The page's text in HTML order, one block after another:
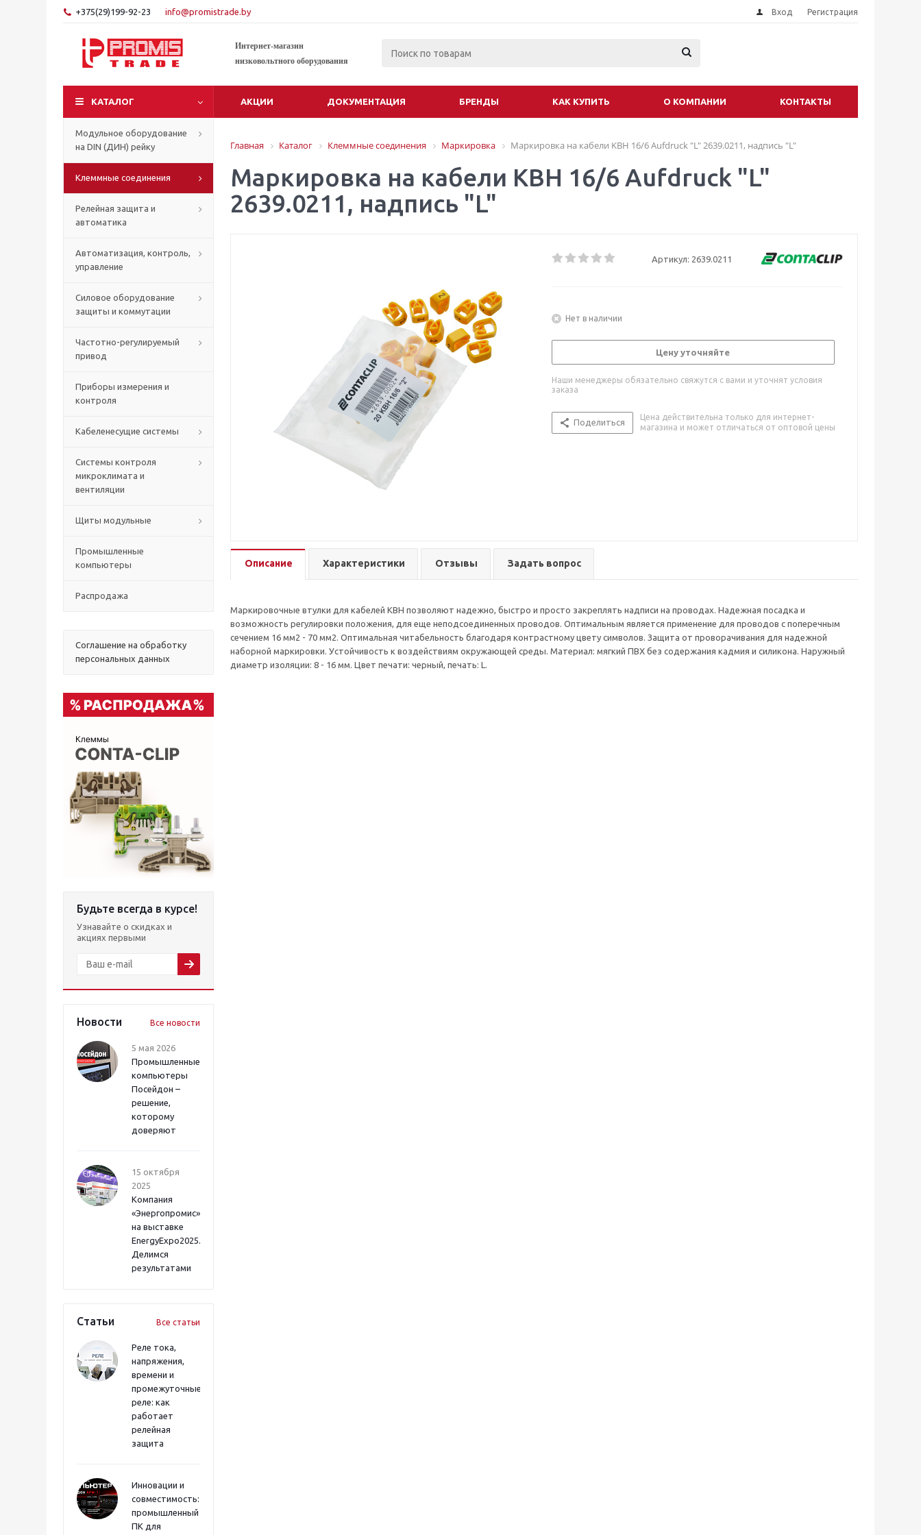
+375(29)199-92-23 info@promistrade.by Вход Регистрация
Интернет-магазин
низковольтного оборудования
КАТАЛОГ АКЦИИ ДОКУМЕНТАЦИЯ БРЕНДЫ КАК КУПИТЬ О КОМПАНИИ КОНТАКТЫ
Модульное оборудование
на DIN (ДИН) рейку
Клеммные соединения
Релейная защита и
автоматика
Автоматизация, контроль,
управление
Силовое оборудование
защиты и коммутации
Частотно-регулируемый
привод
Приборы измерения и
контроля
Кабеленесущие системы
Системы контроля
микроклимата и
вентиляции
Щиты модульные
Промышленные
компьютеры
Распродажа
Соглашение на обработку
персональных данных
Будьте всегда в курсе!
Узнавайте о скидках и
акциях первыми
Новости Все новости
5 мая 2026
Промышленные
компьютеры
Посейдон –
решение,
которому
доверяют
15 октября
2025
Компания
«Энергопромис»
на выставке
EnergyExpo2025.
Делимся
результатами
Статьи Все статьи
Реле тока,
напряжения,
времени и
промежуточные
реле: как
работает
релейная
защита
Инновации и
совместимость:
промышленный
ПК для
Главная Каталог Клеммные соединения Маркировка Маркировка на кабели KBH 16/6 Aufdruck "L" 2639.0211, надпись "L"
Маркировка на кабели KBH 16/6 Aufdruck "L"
2639.0211, надпись "L"
Артикул: 2639.0211
Нет в наличии
Цену уточняйте
Наши менеджеры обязательно свяжутся с вами и уточнят условия
заказа
Поделиться
Цена действительна только для интернет-
магазина и может отличаться от оптовой цены
Описание Характеристики Отзывы Задать вопрос
Маркировочные втулки для кабелей KBH позволяют надежно, быстро и просто закреплять надписи на проводах. Надежная посадка и
возможность регулировки положения, для еще неподсоединенных проводов. Оптимальным является применение для проводов с поперечным
сечением 16 мм2 - 70 мм2. Оптимальная читабельность благодаря контрастному цвету символов. Защита от проворачивания для надежной
наборной маркировки. Устойчивость к воздействиям окружающей среды. Материал: мягкий ПВХ без содержания кадмия и силикона. Наружный
диаметр изоляции: 8 - 16 мм. Цвет печати: черный, печать: L.